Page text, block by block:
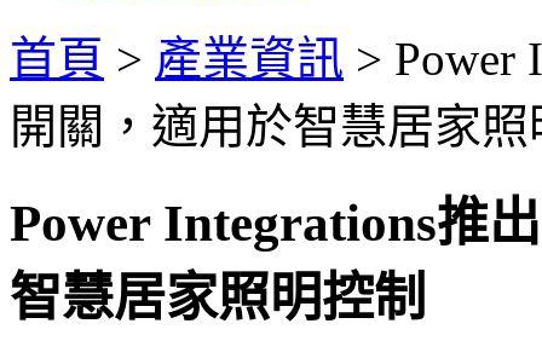
首頁 > 產業資訊 > Power
開關，適用於智慧居家
Power Integrations推
智慧居家照明控制